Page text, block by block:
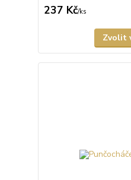
237 Kč/ks
Zvolit